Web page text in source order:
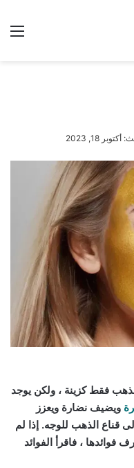
18, 2023
فقط كزينة ، ولكن يوجد
ويضيف نضارة ويعزز
قناع الذهب للوجه. إذا لم
، فاقرأ الفوائد